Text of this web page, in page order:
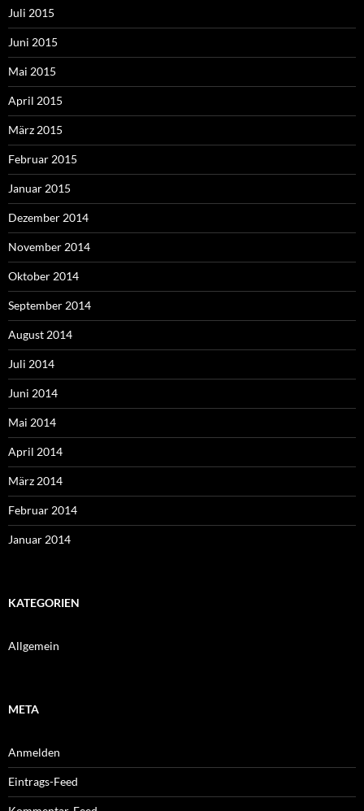
Juli 2015
Juni 2015
Mai 2015
April 2015
März 2015
Februar 2015
Januar 2015
Dezember 2014
November 2014
Oktober 2014
September 2014
August 2014
Juli 2014
Juni 2014
Mai 2014
April 2014
März 2014
Februar 2014
Januar 2014
KATEGORIEN
Allgemein
META
Anmelden
Eintrags-Feed